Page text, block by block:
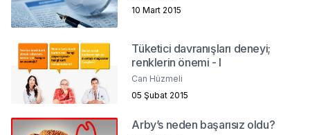
10 Mart 2015
Tüketici davranışları deneyi;
renklerin önemi - I
Can Hüzmeli
05 Şubat 2015
Arby’s neden başarısız oldu?